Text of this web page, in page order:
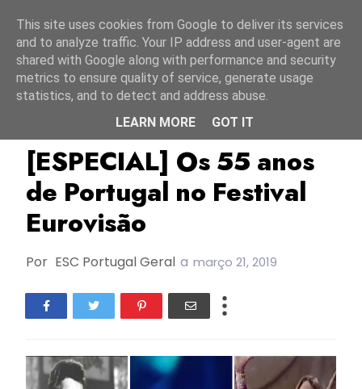
Especial Portugal
[ESPECIAL] Os 55 anos
de Portugal no Festival
Eurovisão
Por ESC Portugal Geral a março 21, 2019
This site uses cookies from Google to deliver its services
and to analyze traffic. Your IP address and user-agent are
shared with Google along with performance and security
metrics to ensure quality of service, generate usage
statistics, and to detect and address abuse.
LEARN MORE
GOT IT